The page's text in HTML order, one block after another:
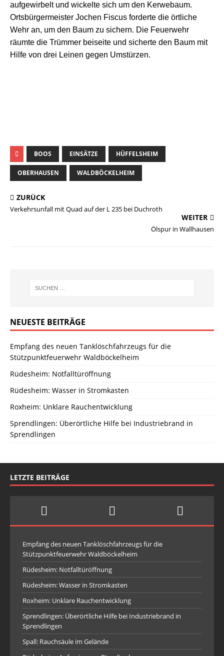
aufgewirbelt und wickelte sich um den Kerwebaum.
Ortsbürgermeister Jochen Fiscus forderte die örtliche
Wehr an, um den Baum zu sichern. Die Feuerwehr
räumte die Trümmer beiseite und sicherte den Baum mit
Hilfe von drei Leinen gegen Umstürzen.
BOOS EINSÄTZE HÜFFELSHEIM
OBERHAUSEN WALDBÖCKELHEIM
ZURÜCK
Verkehrsunfall mit Quad auf der L 235 bei Duchroth
WEITER
Ölspur in Wallhausen
NEUESTE BEITRÄGE
Empfang des neuen Tanklöschfahrzeugs für die
Stützpunktfeuerwehr Waldböckelheim
Rüdesheim: Notfalltüröffnung
Rüdesheim: Wasser in Stromkasten
Roxheim: Unklare Rauchentwicklung
Sprendlingen: Überörtliche Hilfe bei Industriebrand in
Sprendlingen
LETZTE BEITRÄGE
Empfang des neuen Tanklöschfahrzeugs für die
Stützpunktfeuerwehr Waldböckelheim
Rüdesheim: Notfalltüröffnung
Rüdesheim: Wasser in Stromkasten
Roxheim: Unklare Rauchentwicklung
Sprendlingen: Überörtliche Hilfe bei Industriebrand in
Sprendlingen
Spall: Rauchsäule im Gelände